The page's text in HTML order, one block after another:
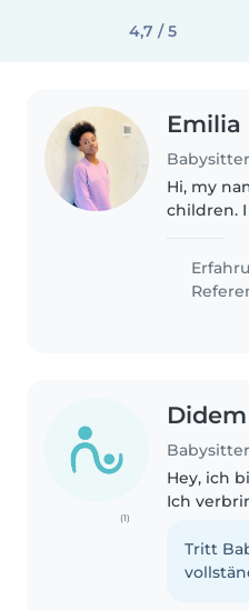
4,7 / 5
Emilia
Hi, my
children. I
all ages,
(1)
Hey, ich
Ich
einfach
und
Tritt